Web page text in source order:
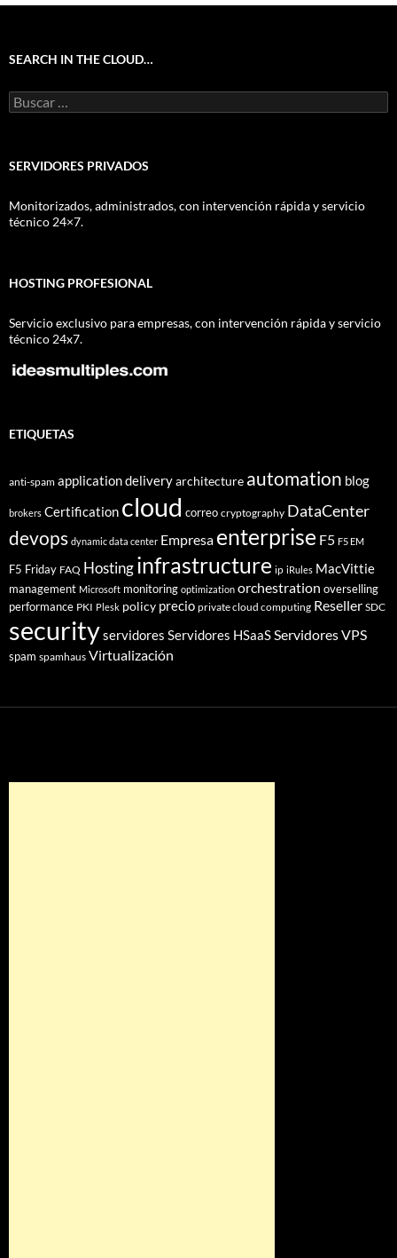
SEARCH IN THE CLOUD…
Buscar:
SERVIDORES PRIVADOS
Monitorizados, administrados, con intervención rápida y servicio
técnico 24×7.
HOSTING PROFESIONAL
Servicio exclusivo para empresas, con intervención rápida y servicio
técnico 24x7.
ETIQUETAS
anti-spam application deliveryarchitecture automation blog
brokers Certification cloud correo cryptography DataCenter
devops dynamic data center Empresa enterprise F5 F5 EM
F5 Friday FAQ Hostinginfrastructure ip iRules MacVittie
management Microsoft monitoring optimization orchestration overselling
performance PKI Plesk policy precio private cloud computing Reseller SDC
securityservidores Servidores HSaaSServidores VPS
spam spamhaus Virtualización